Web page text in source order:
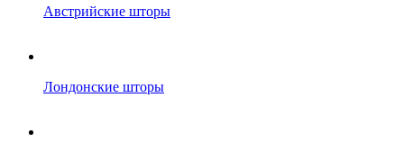
Австрийские шторы
Лондонские шторы